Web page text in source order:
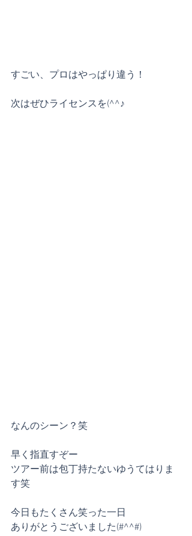
すごい、プロはやっぱり違う！
次はぜひライセンスを(^^♪
なんのシーン？笑
早く指直すぞー
ツアー前は包丁持たないゆうてはりま
す笑
今日もたくさん笑った一日
ありがとうございました(#^^#)